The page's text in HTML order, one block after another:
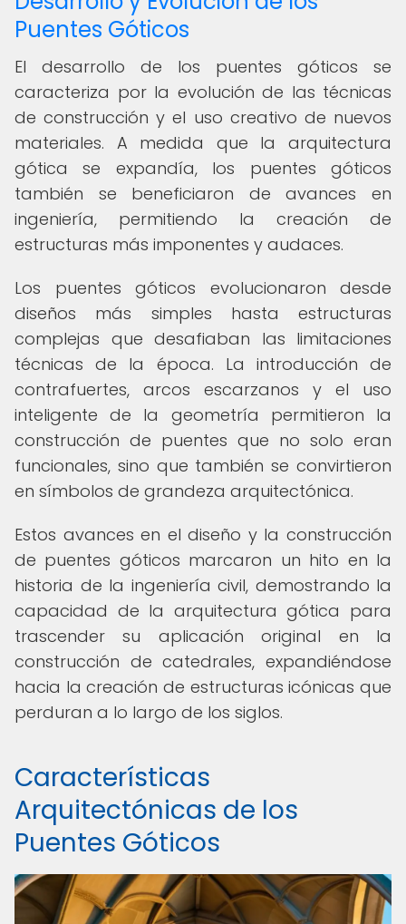
Puentes Góticos
El desarrollo de los puentes góticos se
caracteriza por la evolución de las técnicas
de construcción y el uso creativo de nuevos
materiales. A medida que la arquitectura
gótica se expandía, los puentes góticos
también se beneficiaron de avances en
ingeniería, permitiendo la creación de
estructuras más imponentes y audaces.
Los puentes góticos evolucionaron desde
diseños más simples hasta estructuras
complejas que desafiaban las limitaciones
técnicas de la época. La introducción de
contrafuertes, arcos escarzanos y el uso
inteligente de la geometría permitieron la
construcción de puentes que no solo eran
funcionales, sino que también se convirtieron
en símbolos de grandeza arquitectónica.
Estos avances en el diseño y la construcción
de puentes góticos marcaron un hito en la
historia de la ingeniería civil, demostrando la
capacidad de la arquitectura gótica para
trascender su aplicación original en la
construcción de catedrales, expandiéndose
hacia la creación de estructuras icónicas que
perduran a lo largo de los siglos.
Características
Arquitectónicas de los
Puentes Góticos